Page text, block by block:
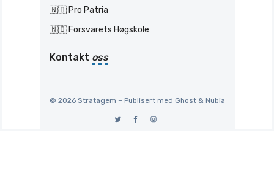
🇳🇴 Pro Patria
🇳🇴 Forsvarets Høgskole
Kontakt oss
© 2026 Stratagem – Publisert med Ghost& Nubia